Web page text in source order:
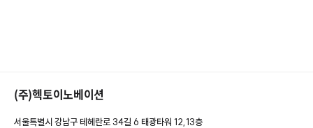
(주)헥토이노베이션
서울특별시 강남구 테헤란로 34길 6 태광타워 12,13층